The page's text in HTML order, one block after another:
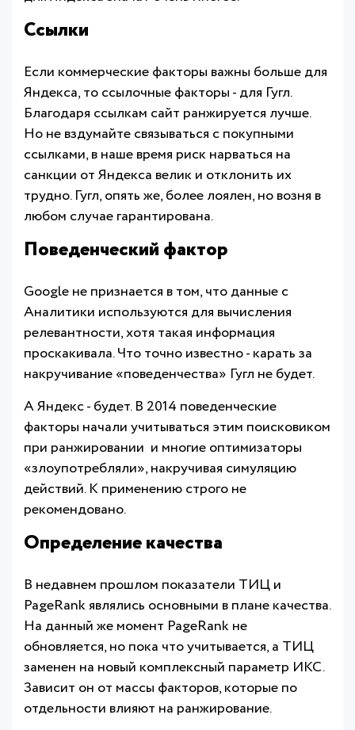
Ссылки
Если коммерческие факторы важны больше для
Яндекса, то ссылочные факторы - для Гугл.
Благодаря ссылкам сайт ранжируется лучше.
Но не вздумайте связываться с покупными
ссылками, в наше время риск нарваться на
санкции от Яндекса велик и отклонить их
трудно. Гугл, опять же, более лоялен, но возня в
любом случае гарантирована.
Поведенческий фактор
Google не признается в том, что данные с
Аналитики используются для вычисления
релевантности, хотя такая информация
проскакивала. Что точно известно - карать за
накручивание «поведенчества» Гугл не будет.
А Яндекс - будет. В 2014 поведенческие
факторы начали учитываться этим поисковиком
при ранжировании и многие оптимизаторы
«злоупотребляли», накручивая симуляцию
действий. К применению строго не
рекомендовано.
Определение качества
В недавнем прошлом показатели ТИЦ и
PageRank являлись основными в плане качества.
На данный же момент PageRank не
обновляется, но пока что учитывается, а ТИЦ
заменен на новый комплексный параметр ИКС.
Зависит он от массы факторов, которые по
отдельности влияют на ранжирование.